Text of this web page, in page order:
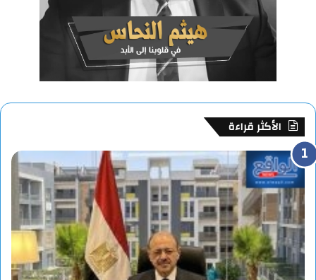
الأكثر قراءة